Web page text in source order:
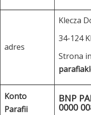
adres
Klecza
34-124
Strona
Konto
Parafii
BNP
0000